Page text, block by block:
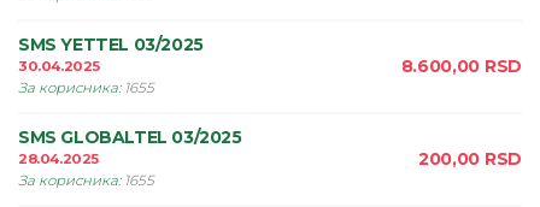
SMS YETTEL 03/2025
30.04.2025
За корисника: 1655
8.600,00 RSD
SMS GLOBALTEL 03/2025
28.04.2025
За корисника: 1655
200,00 RSD